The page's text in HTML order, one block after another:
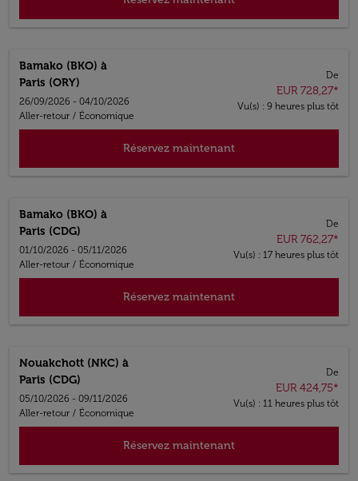
Bamako (BKO) à
Paris (ORY)
26/09/2026 - 04/10/2026
Aller-retour / Économique
De
EUR 728,27*
Vu(s) : 9 heures plus tôt
Réservez maintenant
Bamako (BKO) à
Paris (CDG)
01/10/2026 - 05/11/2026
Aller-retour / Économique
De
EUR 762,27*
Vu(s) : 17 heures plus tôt
Réservez maintenant
Nouakchott (NKC) à
Paris (CDG)
05/10/2026 - 09/11/2026
Aller-retour / Économique
De
EUR 424,75*
Vu(s) : 11 heures plus tôt
Réservez maintenant